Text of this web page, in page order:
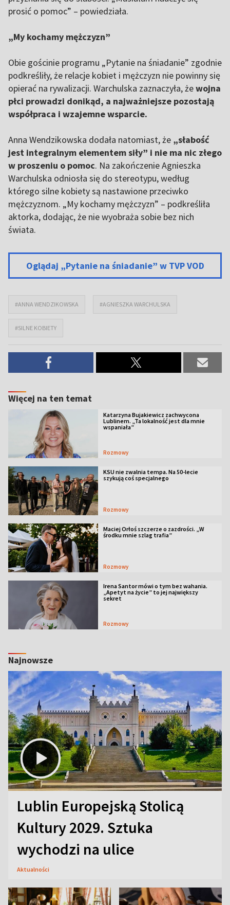
prosić o pomoc” – powiedziała.
„My kochamy mężczyzn”
Obie gościnie programu „Pytanie na śniadanie” zgodnie
podkreśliły, że relacje kobiet i mężczyzn nie powinny się
opierać na rywalizacji. Warchulska zaznaczyła, żewojna
płci prowadzi donikąd, a najważniejsze pozostają
współpraca i wzajemne wsparcie.
Anna Wendzikowska dodała natomiast, że „słabość
jest integralnym elementem siły” i nie ma nic złego
w proszeniu o pomoc. Na zakończenie Agnieszka
Warchulska odniosła się do stereotypu, według
którego silne kobiety są nastawione przeciwko
mężczyznom. „My kochamy mężczyzn” – podkreśliła
aktorka, dodając, że nie wyobraża sobie bez nich
świata.
Oglądaj „Pytanie na śniadanie” w TVP VOD
#ANNA WENDZIKOWSKA #AGNIESZKA WARCHULSKA
#SILNE KOBIETY
Więcej na ten temat
Katarzyna Bujakiewicz zachwycona
Lublinem. „Ta lokalność jest dla mnie
wspaniała”
Rozmowy
KSU nie zwalnia tempa. Na 50-lecie
szykują coś specjalnego
Rozmowy
Maciej Orłoś szczerze o zazdrości. „W
środku mnie szlag trafia”
Rozmowy
Irena Santor mówi o tym bez wahania.
„Apetyt na życie” to jej największy
sekret
Rozmowy
Najnowsze
Lublin Europejską Stolicą
Kultury 2029. Sztuka
wychodzi na ulice
Aktualności